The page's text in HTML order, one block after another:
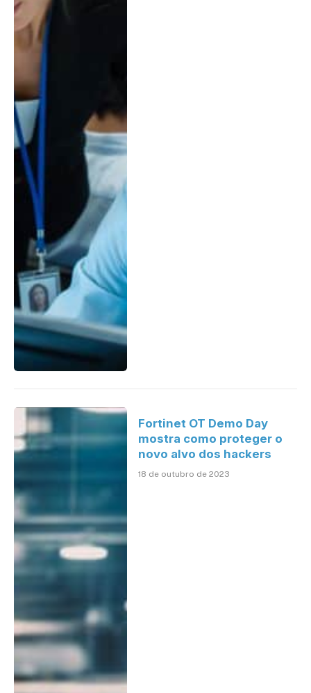
Fortinet OT Demo Day
mostra como proteger o
novo alvo dos hackers
18 de outubro de 2023